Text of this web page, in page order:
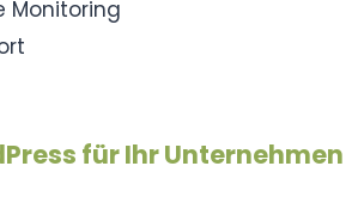
Monitoring
für Ihr Unternehmen